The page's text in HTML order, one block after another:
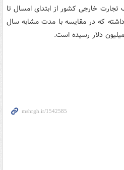
خارجی کشور از ابتدای امسال تا
افزایش داشته که در مقایسه با مدت مشابه سال